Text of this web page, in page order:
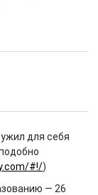
для себя
#!/)
— 26